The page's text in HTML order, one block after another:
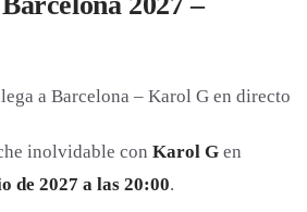
a Barcelona – Karol G en directo
inolvidable con Karol G en
de 2027 a las 20:00.